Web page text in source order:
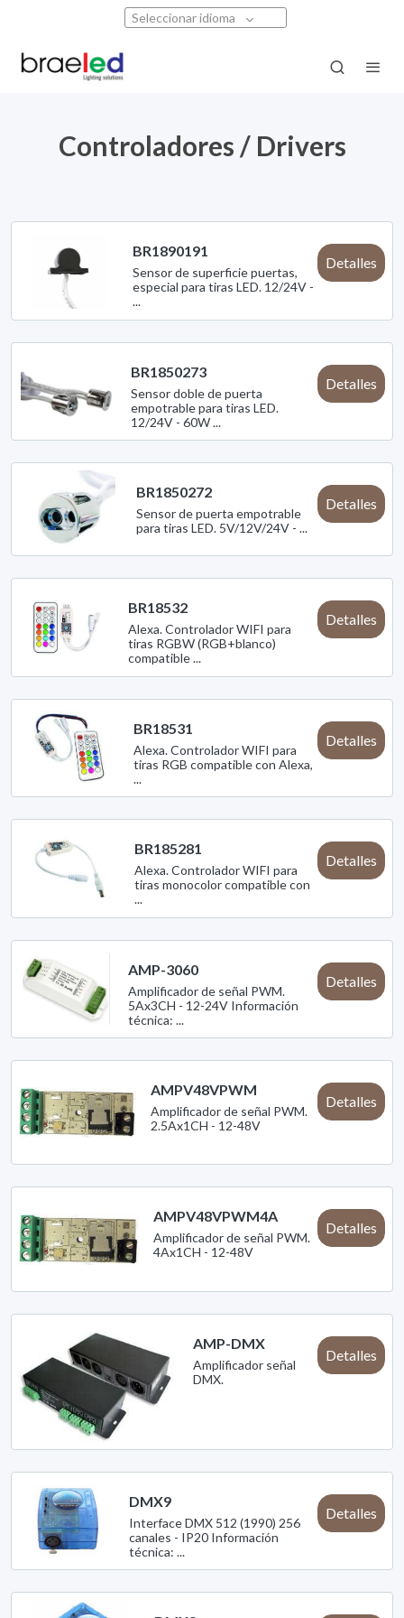
Seleccionar idioma
Controladores / Drivers
BR1890191
Sensor de superficie puertas,
especial para tiras LED. 12/24V -
...
Detalles
BR1850273
Sensor doble de puerta
empotrable para tiras LED.
12/24V - 60W ...
Detalles
BR1850272
Sensor de puerta empotrable
para tiras LED. 5V/12V/24V - ...
Detalles
BR18532
Alexa. Controlador WIFI para
tiras RGBW (RGB+blanco)
compatible ...
Detalles
BR18531
Alexa. Controlador WIFI para
tiras RGB compatible con Alexa,
...
Detalles
BR185281
Alexa. Controlador WIFI para
tiras monocolor compatible con
...
Detalles
AMP-3060
Amplificador de señal PWM.
5Ax3CH - 12-24V Información
técnica: ...
Detalles
AMPV48VPWM
Amplificador de señal PWM.
2.5Ax1CH - 12-48V
Detalles
AMPV48VPWM4A
Amplificador de señal PWM.
4Ax1CH - 12-48V
Detalles
AMP-DMX
Amplificador señal
DMX.
Detalles
DMX9
Interface DMX 512 (1990) 256
canales - IP20 Información
técnica: ...
Detalles